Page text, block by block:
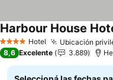
4 EstrellasHotel Ubicación
Harbour House
8,6 Excelente 3.889